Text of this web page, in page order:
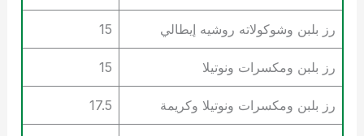
رز بلبن وشوكولاته روشيه إيطالي 15
رز بلبن ومكسرات ونوتيلا 15
رز بلبن ومكسرات ونوتيلا وكريمة 17.5